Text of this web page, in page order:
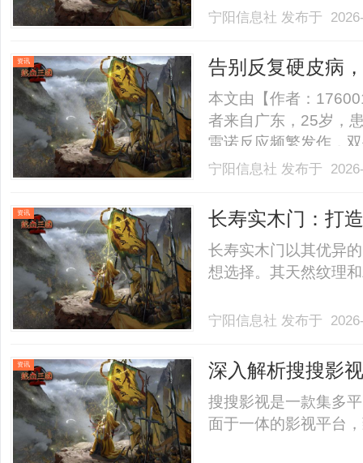
需配备高性能的本地
用户侧的重要组成部
等.........
宁阳信息社 发布于
资讯 告别反复硬皮病
本文由【作者：
者来自广东，25岁，
雷诺反应频繁发作，
弹性大幅下降，手指
后脘腹痞满，腹部胀
宁阳信息社 发布于
资讯 长寿实木门：打
长寿实木门以其优异
想选择。其天然纹理
宁阳信息社 发布于
资讯 深入解析搜搜影
搜搜影视是一款集多
面于一体的影视平台